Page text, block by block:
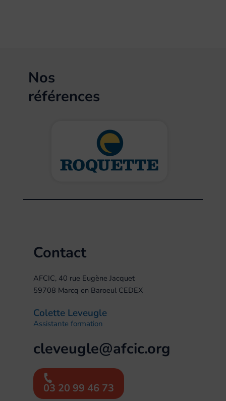
Nos
références
Contact
AFCIC, 40 rue Eugène Jacquet
59708 Marcq en Baroeul CEDEX
Colette Leveugle
Assistante formation
cleveugle@afcic.org
03 20 99 46 73